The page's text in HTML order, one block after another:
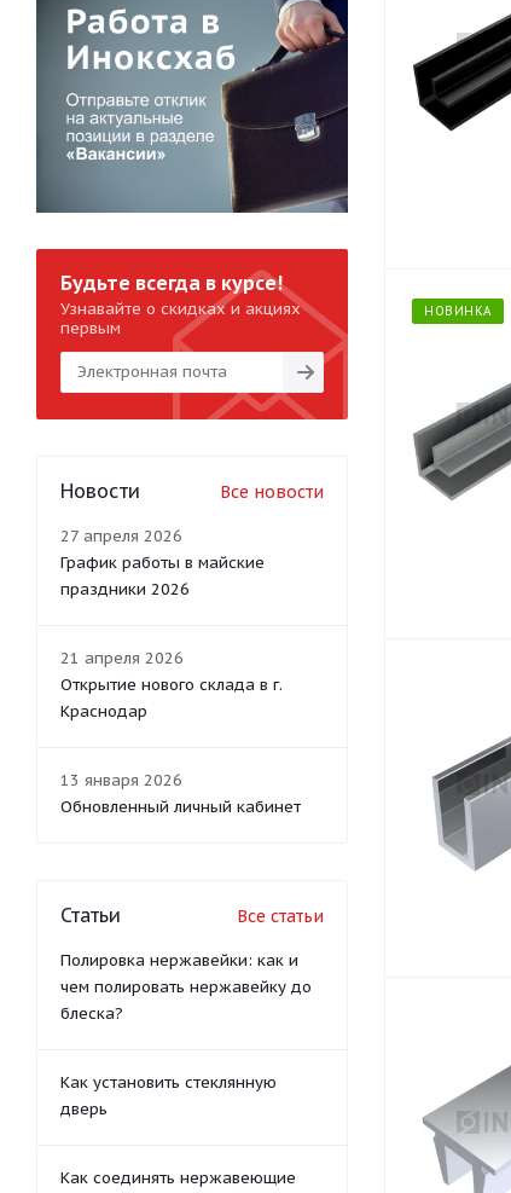
НОВИНКА
Будьте всегда в курсе!
Узнавайте о скидках и акциях
первым
Новости Все новости
27 апреля 2026
График работы в майские
праздники 2026
21 апреля 2026
Открытие нового склада в г.
Краснодар
13 января 2026
Обновленный личный кабинет
Статьи Все статьи
Полировка нержавейки: как и
чем полировать нержавейку до
блеска?
Как установить стеклянную
дверь
Как соединять нержавеющие